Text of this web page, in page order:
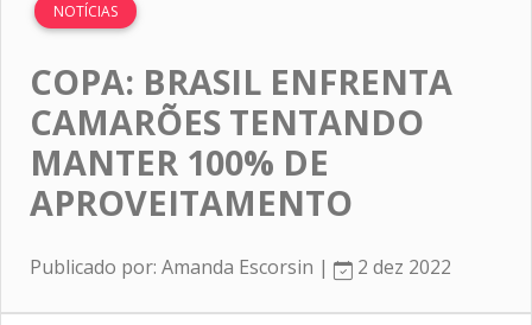
NOTÍCIAS
COPA: BRASIL ENFRENTA
CAMARÕES TENTANDO
MANTER 100% DE
APROVEITAMENTO
Publicado por: Amanda Escorsin | 2 dez 2022